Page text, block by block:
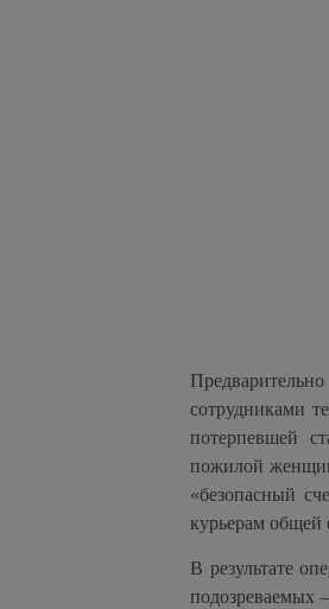
сотрудниками
потерпевшей
пожилой
«безопасный
курьерам общей
В результате
подозреваемых